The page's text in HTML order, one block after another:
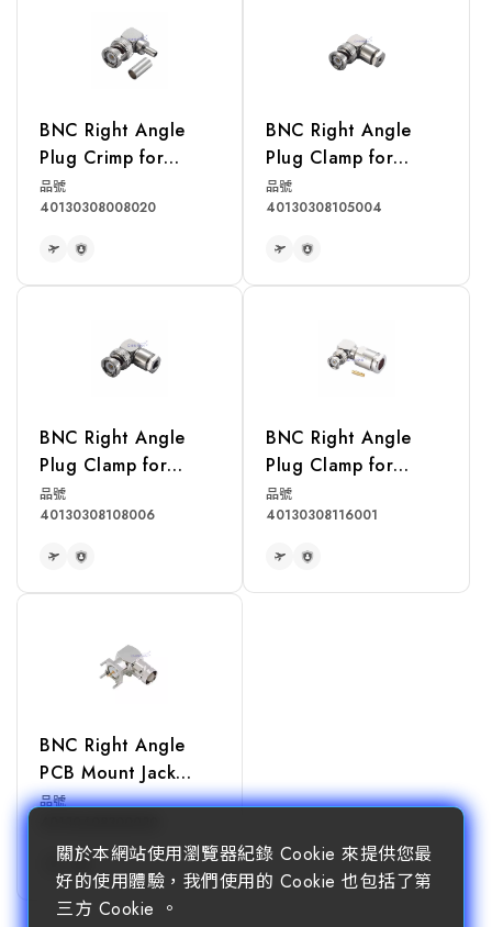
BNC Right Angle
Plug Crimp for
RG58, LMR195
Cable
品號
40130308008020
BNC Right Angle
Plug Clamp for
RG174, RG316,
RG188, LMR100
Cable
品號
40130308105004
BNC Right Angle
Plug Clamp for
RG58, RG142,
RG400, LMR195
Cable
品號
40130308108006
BNC Right Angle
Plug Clamp for
RG213, RG214,
RG393 Cable
品號
40130308116001
BNC Right Angle
PCB Mount Jack
Receptacle
品號
READ MORE
關於本網站使用瀏覽器紀錄 Cookie 來提供您最
好的使用體驗，我們使用的 Cookie 也包括了第
三方 Cookie 。